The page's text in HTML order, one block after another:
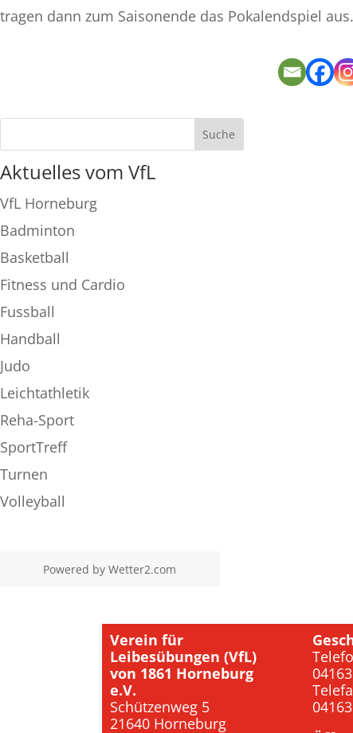
tragen dann zum Saisonende das Pokalendspiel aus.
Aktuelles vom VfL
VfL Horneburg
Badminton
Basketball
Fitness und Cardio
Fussball
Handball
Judo
Leichtathletik
Reha-Sport
SportTreff
Turnen
Volleyball
Powered byWetter2.com
Verein für
Leibesübungen (VfL)
von 1861 Horneburg
e.V.
Schützenweg 5
21640 Horneburg